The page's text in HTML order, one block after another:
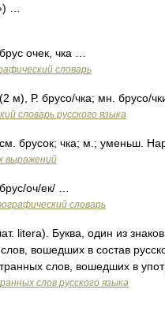
…
очек, чка …
словарь
м), Р. брусо/чка; мн. брусо/
словарь русского языка
брусок; чка; м.; уменьш.
выражений
оч/ек/ …
словарь
litera). Буква, один из
вошедших в состав
слов, вошедших в
слов русского языка